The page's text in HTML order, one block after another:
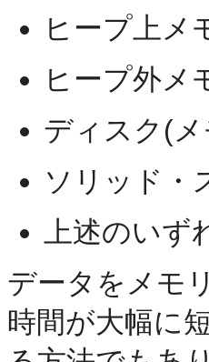
ヒープ上メ
ヒープ外メ
ディスク(
ソリッド・
上述のいず
データをメモ
時間が大幅に